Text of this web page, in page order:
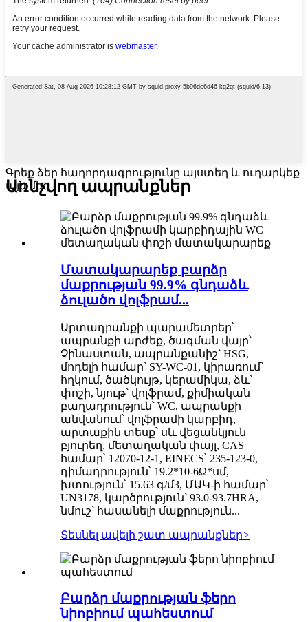
Գրեք ձեր հաղորդագրությունը այստեղ և ուղարկեք
այն մեզ
Առնչվող ապրանքներ
Մատակարարեք բարձր
մաքրության 99.9% գնդաձև
ձուլածո վոլֆրամ...
Արտադրանքի պարամետրեր՝
ապրանքի արժեք, ծագման վայր՝
Չինաստան, ապրանքանիշ՝ HSG,
մոդելի համար՝ SY-WC-01, կիրառում՝
հղկում, ծածկույթ, կերամիկա, ձև՝
փոշի, նյութ՝ վոլֆրամ, քիմիական
բաղադրություն՝ WC, ապրանքի
անվանում՝ վոլֆրամի կարբիդ,
արտաքին տեսք՝ սև վեցանկյուն
բյուրեղ, մետաղական փայլ, CAS
համար՝ 12070-12-1, EINECS՝ 235-123-0,
դիմադրություն՝ 19.2*10-6Ω*սմ,
խտություն՝ 15.63 գ/մ3, ՄԱԿ-ի համար՝
UN3178, կարծրություն՝ 93.0-93.7HRA,
նմուշ՝ հասանելի մաքրություն...
Տեսնել ավելի շատ ապրանքներ>
Բարձր մաքրության ֆերո
նիոբիում պահեստում